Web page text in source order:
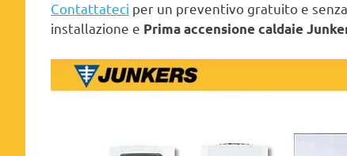
Contattateci per un preventivo gratuito e
installazione e Prima accensione caldaie